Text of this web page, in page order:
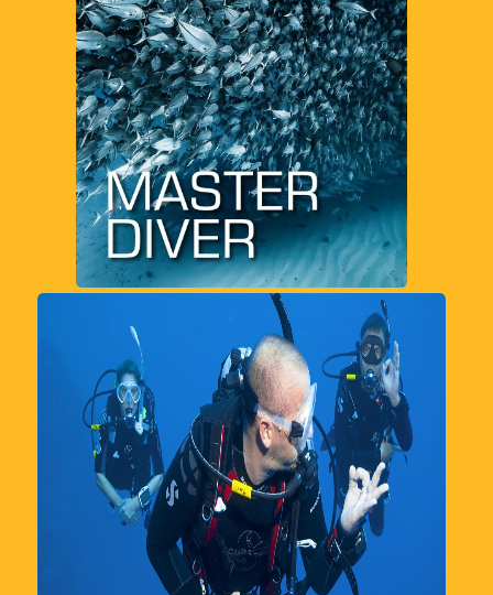
ایران می باشد .
دوره Master diver
مشاهده
مشاهده